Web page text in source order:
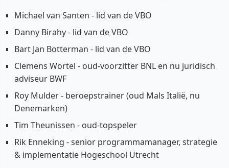
Michael van Santen - lid van de VBO
Danny Birahy - lid van de VBO
Bart Jan Botterman - lid van de VBO
Clemens Wortel - oud-voorzitter BNL en nu juridisch
adviseur BWF
Roy Mulder - beroepstrainer (oud Mals Italië, nu
Denemarken)
Tim Theunissen - oud-topspeler
Rik Enneking - senior programmamanager, strategie
& implementatie Hogeschool Utrecht